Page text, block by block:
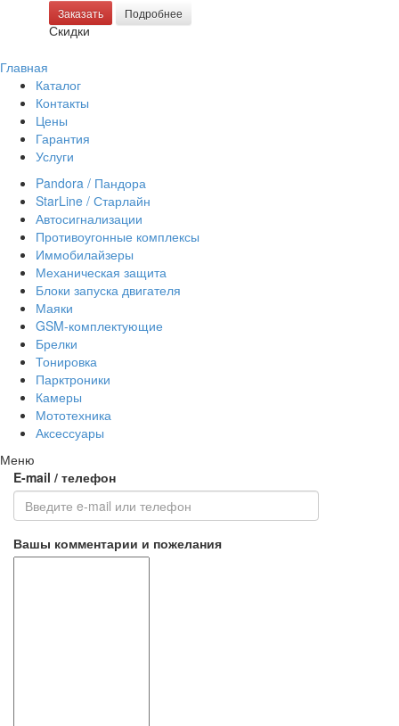
Заказать Подробнее
Скидки
Главная
Каталог
Контакты
Цены
Гарантия
Услуги
Pandora / Пандора
StarLine / Старлайн
Автосигнализации
Противоугонные комплексы
Иммобилайзеры
Механическая защита
Блоки запуска двигателя
Маяки
GSM-комплектующие
Брелки
Тонировка
Парктроники
Камеры
Мототехника
Аксессуары
Меню
E-mail / телефон
Вашы комментарии и пожелания